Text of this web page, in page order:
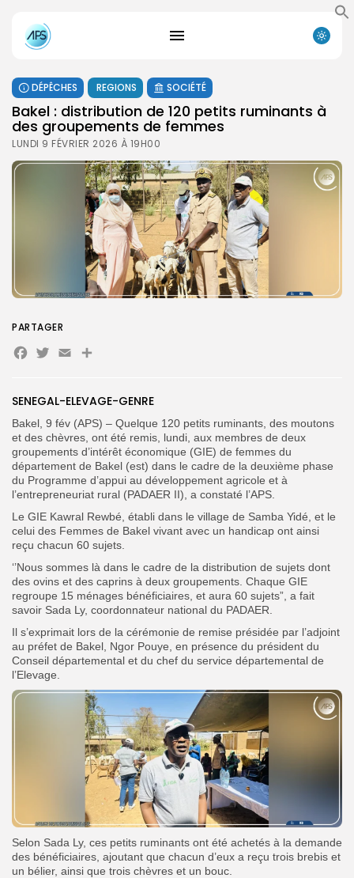
Search
for:
Search
Button
DÉPÊCHES REGIONS SOCIÉTÉ
Bakel : distribution de 120 petits ruminants à
des groupements de femmes ‎
LUNDI 9 FÉVRIER 2026 À 19H00
SENEGAL-ELEVAGE-GENRE
Bakel, 9 fév (APS) – Quelque 120 petits ruminants, des moutons
et des chèvres, ont été remis, lundi, aux membres de deux
groupements d’intérêt économique (GIE) de femmes du
département de Bakel (est) dans le cadre de la deuxième phase
du Programme d’appui au développement agricole et à
l’entrepreneuriat rural (PADAER II), a constaté l’APS.
Le GIE Kawral Rewbé, établi dans le village de Samba Yidé, et le
celui des Femmes de Bakel vivant avec un handicap ont ainsi
reçu chacun 60 sujets.
‘’Nous sommes là dans le cadre de la distribution de sujets dont
des ovins et des caprins à deux groupements. Chaque GIE
regroupe 15 ménages bénéficiaires, et aura 60 sujets”, a fait
savoir Sada Ly, coordonnateur national du PADAER.
Il s’exprimait lors de la cérémonie de remise présidée par l’adjoint
au préfet de Bakel, Ngor Pouye, en présence du président du
Conseil départemental et du chef du service départemental de
l’Elevage.
Selon Sada Ly, ces petits ruminants ont été achetés à la demande
des bénéficiaires, ajoutant que chacun d’eux a reçu trois brebis et
un bélier, ainsi que trois chèvres et un bouc.
PARTAGER
Facebook
Twitter
EmailPartager